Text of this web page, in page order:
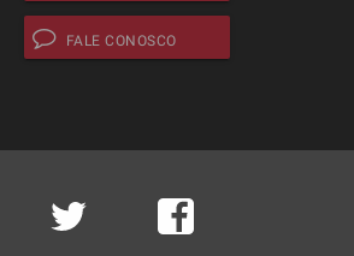
FALE CONOSCO